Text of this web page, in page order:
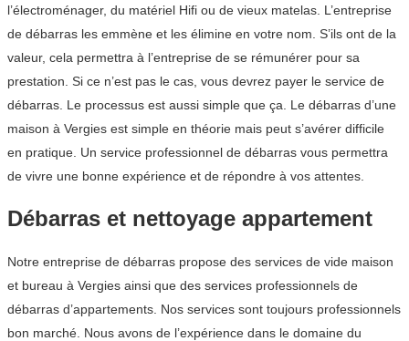
l’électroménager, du matériel Hifi ou de vieux matelas. L’entreprise
de débarras les emmène et les élimine en votre nom. S’ils ont de la
valeur, cela permettra à l’entreprise de se rémunérer pour sa
prestation. Si ce n’est pas le cas, vous devrez payer le service de
débarras. Le processus est aussi simple que ça. Le débarras d’une
maison à Vergies est simple en théorie mais peut s’avérer difficile
en pratique. Un service professionnel de débarras vous permettra
de vivre une bonne expérience et de répondre à vos attentes.
Débarras et nettoyage appartement
Notre entreprise de débarras propose des services de vide maison
et bureau à Vergies ainsi que des services professionnels de
débarras d’appartements. Nos services sont toujours professionnels
bon marché. Nous avons de l’expérience dans le domaine du